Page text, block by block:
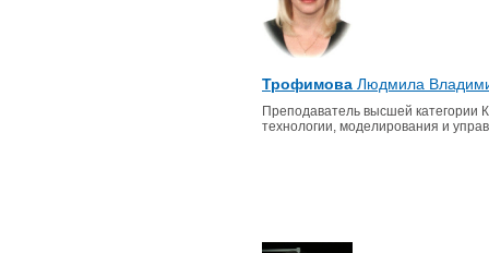
Трофимова Людмила
Преподаватель высшей категории
технологии, моделирования и